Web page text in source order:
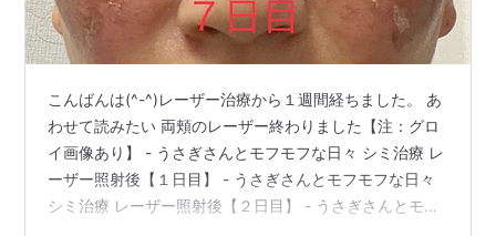
こんばんは(^-^)レーザー治療から１週間経ちました。 あ
わせて読みたい 両頬のレーザー終わりました【注：グロ
イ画像あり】 - うさぎさんとモフモフな日々 シミ治療 レ
ーザー照射後【１日目】 - うさぎさんとモフモフな日々
シミ治療 レーザー照射後【２日目】 - うさぎさんとモフ